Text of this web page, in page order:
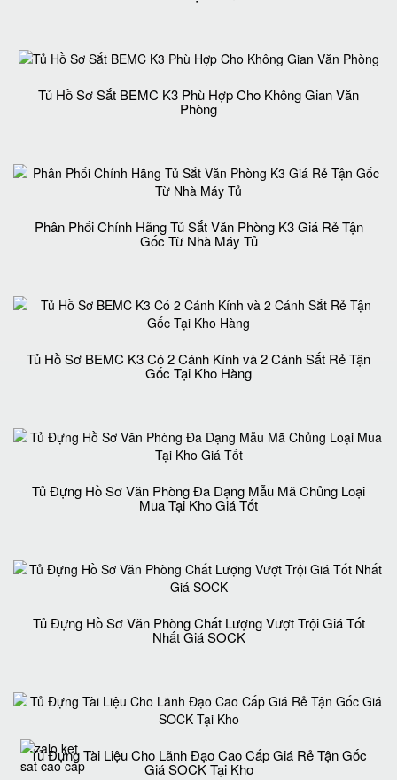
Tủ Hồ Sơ Sắt BEMC K3 Phù Hợp Cho Không Gian Văn
Phòng
Phân Phối Chính Hãng Tủ Sắt Văn Phòng K3 Giá Rẻ Tận
Gốc Từ Nhà Máy Tủ
Tủ Hồ Sơ BEMC K3 Có 2 Cánh Kính và 2 Cánh Sắt Rẻ Tận
Gốc Tại Kho Hàng
Tủ Đựng Hồ Sơ Văn Phòng Đa Dạng Mẫu Mã Chủng Loại
Mua Tại Kho Giá Tốt
Tủ Đựng Hồ Sơ Văn Phòng Chất Lượng Vượt Trội Giá Tốt
Nhất Giá SOCK
Tủ Đựng Tài Liệu Cho Lãnh Đạo Cao Cấp Giá Rẻ Tận Gốc
Giá SOCK Tại Kho